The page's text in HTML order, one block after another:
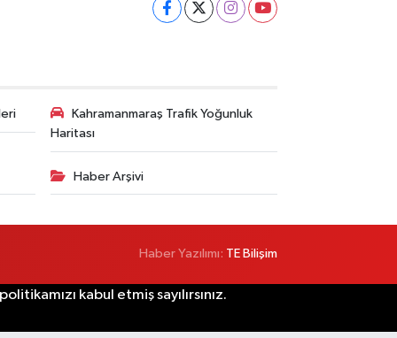
Kahramanmaraş Trafik Yoğunluk
Haritası
Haber Arşivi
Haber Yazılımı: TE Bilişim
kabul etmiş sayılırsınız.